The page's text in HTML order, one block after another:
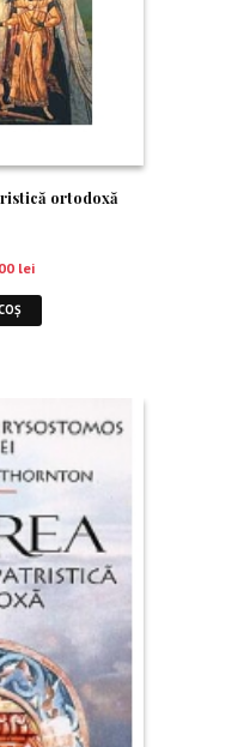
ortodoxă
lei